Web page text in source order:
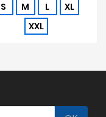
S M L
XL
XXL